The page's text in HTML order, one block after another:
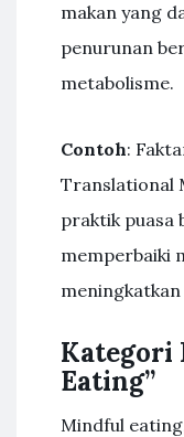
makan yang
penurunan
metabolisme.
Contoh:
Translational
praktik puasa
memperbaiki
Kategori
Eating”
Mindful